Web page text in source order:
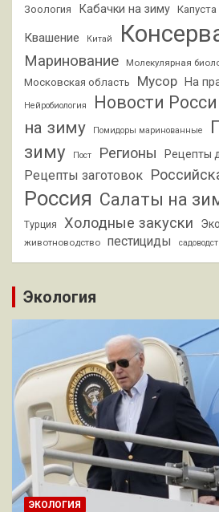
Зоология Кабачки на зиму
Квашение Китай
Маринование Молекулярная
Московская область Мусор На
Нейробиология Новости
на зиму
Помидоры маринованные
зиму
Пост Регионы Рецепты
Рецепты заготовок
Россия Салаты на
Турция Холодные закуски
животноводство пестициды
Экология
ЭКОЛОГИЯ